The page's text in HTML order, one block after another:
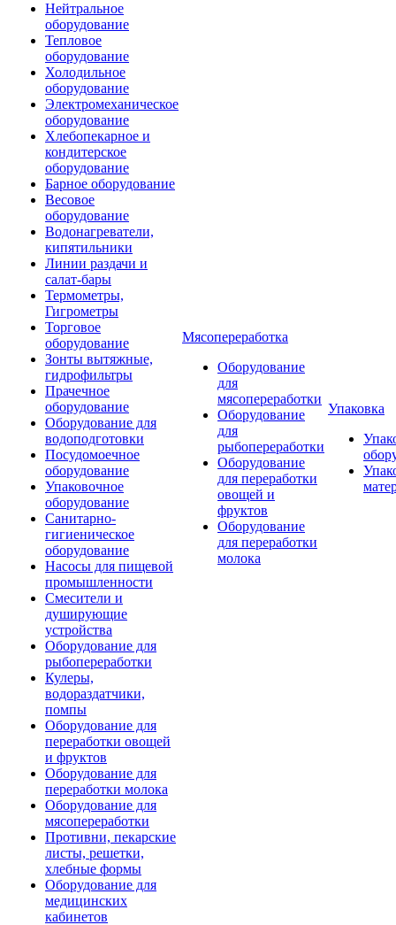
Нейтральное
оборудование
Тепловое
оборудование
Холодильное
оборудование
Электромеханическое
оборудование
Хлебопекарное и
кондитерское
оборудование
Барное оборудование
Весовое
оборудование
Водонагреватели,
кипятильники
Линии раздачи и
салат-бары
Термометры,
Гигрометры
Торговое
оборудование
Зонты вытяжные,
гидрофильтры
Прачечное
оборудование
Оборудование для
водоподготовки
Посудомоечное
оборудование
Упаковочное
оборудование
Санитарно-
гигиеническое
оборудование
Насосы для пищевой
промышленности
Смесители и
душирующие
устройства
Оборудование для
рыбопереработки
Кулеры,
водораздатчики,
помпы
Оборудование для
переработки овощей
и фруктов
Оборудование для
переработки молока
Оборудование для
мясопереработки
Противни, пекарские
листы, решетки,
хлебные формы
Оборудование для
медицинских
кабинетов
Мясопереработка
Оборудование
для
мясопереработки
Оборудование
для
рыбопереработки
Оборудование
для переработки
овощей и
фруктов
Оборудование
для переработки
молока
Упаковка